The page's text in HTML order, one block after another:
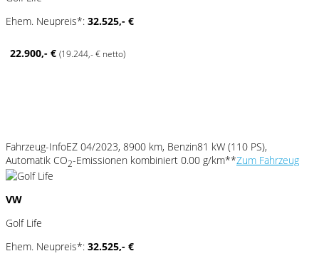
Ehem. Neupreis*: 32.525,- €
22.900,- € (19.244,- € netto)
Fahrzeug-InfoEZ 04/2023, 8900 km, Benzin81 kW (110 PS),
Automatik CO2-Emissionen kombiniert 0.00 g/km**Zum Fahrzeug
VW
Golf Life
Ehem. Neupreis*: 32.525,- €